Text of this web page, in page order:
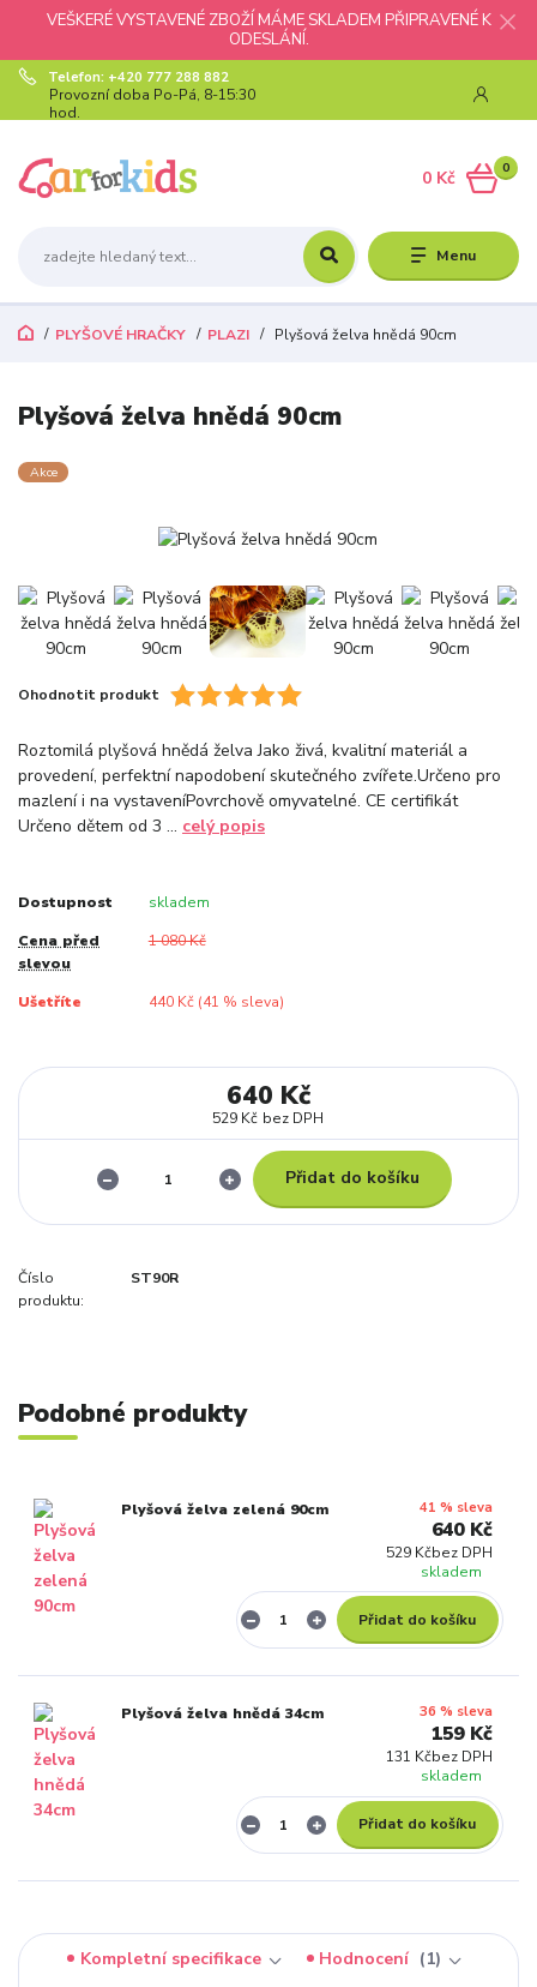
VEŠKERÉ VYSTAVENÉ ZBOŽÍ MÁME SKLADEM PŘIPRAVENÉ K
ODESLÁNÍ.
Menu
Telefon: +420 777 288 882
Provozní doba Po-Pá, 8-15:30
hod.
0
0 Kč
PLYŠOVÉ HRAČKY PLAZI Plyšová želva hnědá 90cm
Plyšová želva hnědá 90cm
Akce
Ohodnotit produkt
Roztomilá plyšová hnědá želva Jako živá, kvalitní materiál a
provedení, perfektní napodobení skutečného zvířete.Určeno pro
mazlení i na vystaveníPovrchově omyvatelné. CE certifikát
Určeno dětem od 3 ... celý popis
Dostupnost skladem
Cena před
slevou
1 080 Kč
Ušetříte 440 Kč (41 % sleva)
640 Kč
529 Kč bez DPH
Přidat do košíku
Číslo
produktu:
ST90R
Podobné produkty
Plyšová želva zelená 90cm 41 % sleva
640 Kč
529 Kčbez DPH
skladem
Přidat do košíku
Plyšová želva hnědá 34cm 36 % sleva
159 Kč
131 Kčbez DPH
skladem
Přidat do košíku
Kompletní specifikace Hodnocení
1